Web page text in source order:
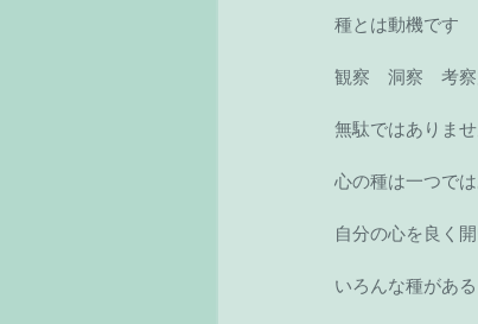
種とは動機です
観察　洞察　考
無駄ではありま
心の種は一つで
自分の心を良く
いろんな種があ